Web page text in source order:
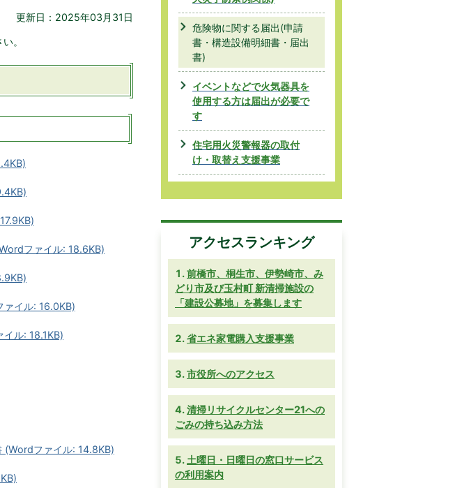
更新日：2025年03月31日
。
ファイル: 18.6KB)
ァイル: 16.0KB)
ル: 18.1KB)
(Wordファイル: 14.8KB)
危険物に関する届出(申請
書・構造設備明細書・届出
書)
イベントなどで火気器具を
使用する方は届出が必要で
す
住宅用火災警報器の取付
け・取替え支援事業
アクセスランキング
前橋市、桐生市、伊勢崎市、み
どり市及び玉村町 新清掃施設の
「建設公募地」を募集します
省エネ家電購入支援事業
市役所へのアクセス
清掃リサイクルセンター21への
ごみの持ち込み方法
土曜日・日曜日の窓口サービス
の利用案内